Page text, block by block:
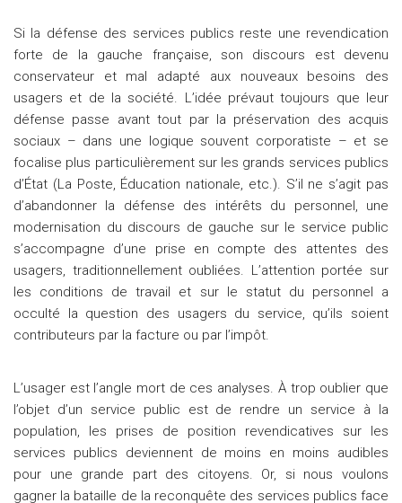
Si la défense des services publics reste une revendication
forte de la gauche française, son discours est devenu
conservateur et mal adapté aux nouveaux besoins des
usagers et de la société. L’idée prévaut toujours que leur
défense passe avant tout par la préservation des acquis
sociaux – dans une logique souvent corporatiste – et se
focalise plus particulièrement sur les grands services publics
d’État (La Poste, Éducation nationale, etc.). S’il ne s’agit pas
d’abandonner la défense des intérêts du personnel, une
modernisation du discours de gauche sur le service public
s’accompagne d’une prise en compte des attentes des
usagers, traditionnellement oubliées. L’attention portée sur
les conditions de travail et sur le statut du personnel a
occulté la question des usagers du service, qu’ils soient
contributeurs par la facture ou par l’impôt.
L’usager est l’angle mort de ces analyses. À trop oublier que
l’objet d’un service public est de rendre un service à la
population, les prises de position revendicatives sur les
services publics deviennent de moins en moins audibles
pour une grande part des citoyens. Or, si nous voulons
gagner la bataille de la reconquête des services publics face